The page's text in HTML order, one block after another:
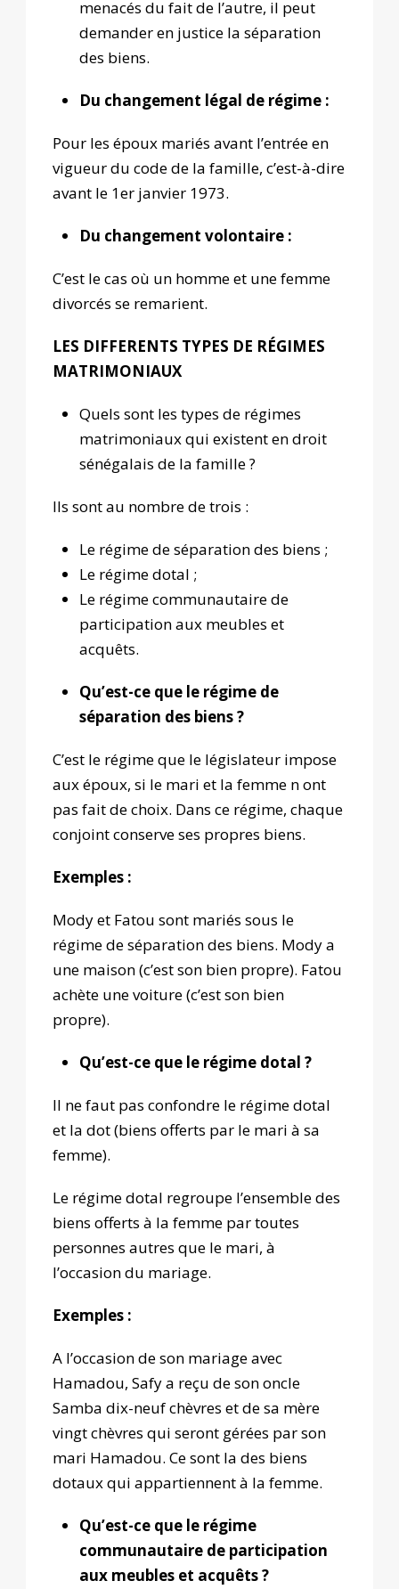
menacés du fait de l’autre, il peut
demander en justice la séparation
des biens.
Du changement légal de régime :
Pour les époux mariés avant l’entrée en
vigueur du code de la famille, c’est-à-dire
avant le 1er janvier 1973.
Du changement volontaire :
C’est le cas où un homme et une femme
divorcés se remarient.
LES DIFFERENTS TYPES DE RÉGIMES
MATRIMONIAUX
Quels sont les types de régimes
matrimoniaux qui existent en droit
sénégalais de la famille ?
Ils sont au nombre de trois :
Le régime de séparation des biens ;
Le régime dotal ;
Le régime communautaire de
participation aux meubles et
acquêts.
Qu’est-ce que le régime de
séparation des biens ?
C’est le régime que le législateur impose
aux époux, si le mari et la femme n ont
pas fait de choix. Dans ce régime, chaque
conjoint conserve ses propres biens.
Exemples :
Mody et Fatou sont mariés sous le
régime de séparation des biens. Mody a
une maison (c’est son bien propre). Fatou
achète une voiture (c’est son bien
propre).
Qu’est-ce que le régime dotal ?
Il ne faut pas confondre le régime dotal
et la dot (biens offerts par le mari à sa
femme).
Le régime dotal regroupe l’ensemble des
biens offerts à la femme par toutes
personnes autres que le mari, à
l’occasion du mariage.
Exemples :
A l’occasion de son mariage avec
Hamadou, Safy a reçu de son oncle
Samba dix-neuf chèvres et de sa mère
vingt chèvres qui seront gérées par son
mari Hamadou. Ce sont la des biens
dotaux qui appartiennent à la femme.
Qu’est-ce que le régime
communautaire de participation
aux meubles et acquêts ?